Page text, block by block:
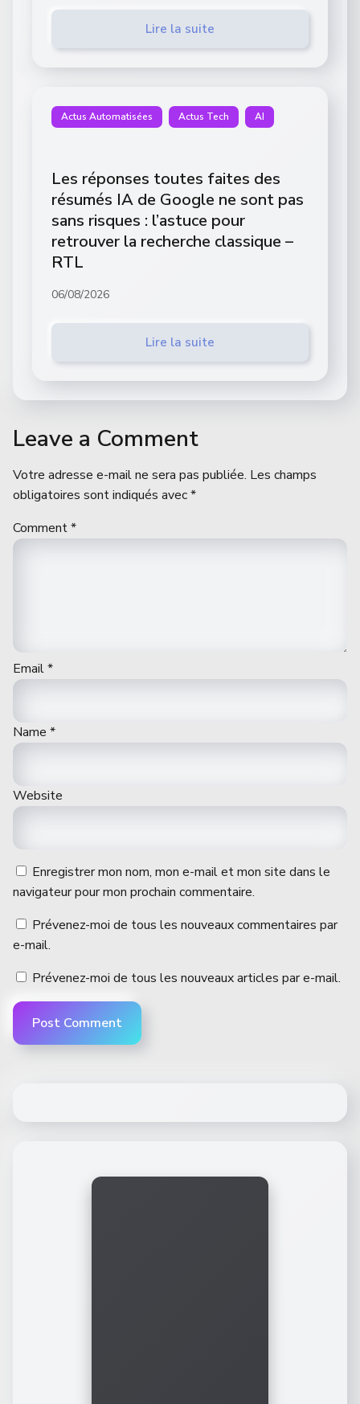
Lire la suite
Actus Automatisées Actus Tech AI
Les réponses toutes faites des
résumés IA de Google ne sont pas
sans risques : l’astuce pour
retrouver la recherche classique –
RTL
06/08/2026
Lire la suite
Leave a Comment
Votre adresse e-mail ne sera pas publiée. Les champs
obligatoires sont indiqués avec*
Comment*
Email*
Name *
Website
Enregistrer mon nom, mon e-mail et mon site dans le
navigateur pour mon prochain commentaire.
Prévenez-moi de tous les nouveaux commentaires par
e-mail.
Prévenez-moi de tous les nouveaux articles par e-mail.